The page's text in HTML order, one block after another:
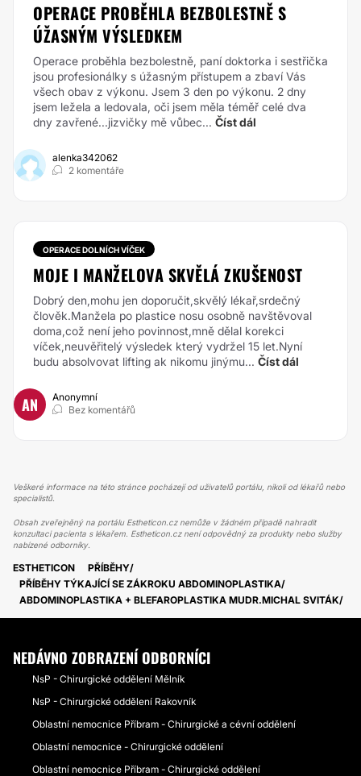
OPERACE PROBĚHLA BEZBOLESTNĚ S
ÚŽASNÝM VÝSLEDKEM
Operace proběhla bezbolestně, paní doktorka i sestřička
jsou profesionálky s úžasným přístupem a zbaví Vás
všech obav z výkonu. Jsem 3 den po výkonu. 2 dny
jsem ležela a ledovala, oči jsem měla téměř celé dva
dny zavřené...jizvičky mě vůbec... Číst dál
alenka342062
2 komentáře
OPERACE DOLNÍCH VÍČEK
MOJE I MANŽELOVA SKVĚLÁ ZKUŠENOST
Dobrý den,mohu jen doporučit,skvělý lékař,srdečný
člověk.Manžela po plastice nosu osobně navštěvoval
doma,což není jeho povinnost,mně dělal korekci
víček,neuvěřitelý výsledek který vydržel 15 let.Nyní
budu absolvovat lifting ak nikomu jinýmu... Číst dál
AN
Anonymní
Bez komentářů
Veškeré informace na této stránce pocházejí od uživatelů portálu, nikoli od lékařů nebo
specialistů.
Obsah zveřejněný na portálu Estheticon.cz nemůže v žádném případě nahradit
konzultaci pacienta s lékařem. Estheticon.cz není odpovědný za produkty nebo služby
nabízené odborníky.
ESTHETICON
PŘÍBĚHY
PŘÍBĚHY TÝKAJÍCÍ SE ZÁKROKU ABDOMINOPLASTIKA
ABDOMINOPLASTIKA + BLEFAROPLASTIKA MUDR.MICHAL SVITÁK
NEDÁVNO ZOBRAZENÍ ODBORNÍCI
NsP - Chirurgické oddělení Mělník
NsP - Chirurgické oddělení Rakovník
Oblastní nemocnice Příbram - Chirurgické a cévní oddělení
Oblastní nemocnice - Chirurgické oddělení
Oblastní nemocnice Příbram - Chirurgické oddělení